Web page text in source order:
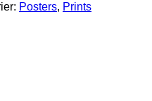
Posters, Prints